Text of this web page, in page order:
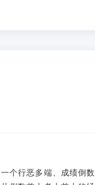
个行恶多端、成绩倒数